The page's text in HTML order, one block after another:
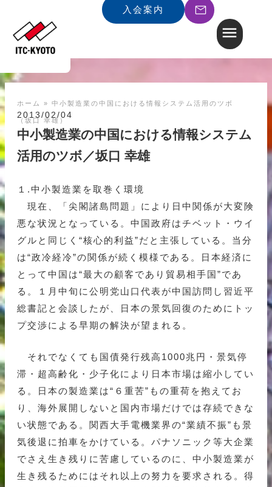
入会案内
ホーム » 中小製造業の中国における情報システム活用のツボ
（坂口 幸雄）
2013/02/04
中小製造業の中国における情報システム
活用のツボ／坂口 幸雄
１.中小製造業を取巻く環境
現在、「尖閣諸島問題」により日中関係が大変険
悪な状況となっている。中国政府はチベット・ウイ
グルと同じく“核心的利益”だと主張している。当分
は“政冷経冷”の関係が続く模様である。日本経済に
とって中国は“最大の顧客であり貿易相手国”であ
る。１月中旬に公明党山口代表が中国訪問し習近平
総書記と会談したが、日本の景気回復のためにトッ
プ交渉による早期の解決が望まれる。
それでなくても国債発行残高1000兆円・景気停
滞・超高齢化・少子化により日本市場は縮小してい
る。日本の製造業は“６重苦”もの重荷を抱えてお
り、海外展開しないと国内市場だけでは存続できな
い状態である。関西大手電機業界の“業績不振”も景
気後退に拍車をかけている。パナソニック等大企業
でさえ生き残りに苦慮しているのに、中小製造業が
生き残るためにはそれ以上の努力を要求される。得